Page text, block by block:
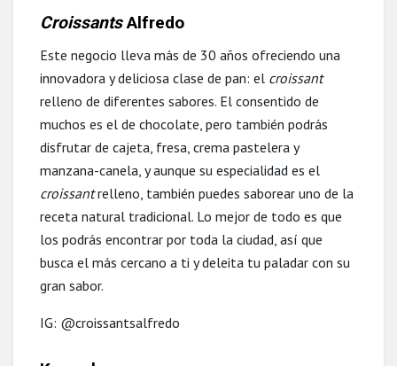
CroissantsAlfredo
Este negocio lleva más de 30 años ofreciendo una
innovadora y deliciosa clase de pan: el croissant
relleno de diferentes sabores. El consentido de
muchos es el de chocolate, pero también podrás
disfrutar de cajeta, fresa, crema pastelera y
manzana-canela, y aunque su especialidad es el
croissantrelleno, también puedes saborear uno de la
receta natural tradicional. Lo mejor de todo es que
los podrás encontrar por toda la ciudad, así que
busca el más cercano a ti y deleita tu paladar con su
gran sabor.
IG: @croissantsalfredo